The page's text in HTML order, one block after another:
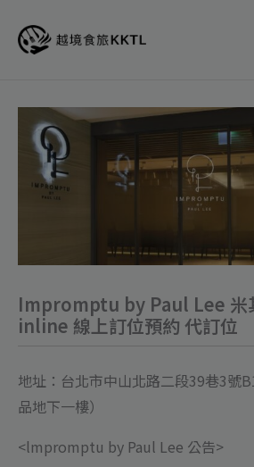
Impromptu by Paul Lee 米
inline 線上訂位預約 代訂位
地址：台北市中山北路二段39巷3號
品地下一樓）
<lmpromptu by Paul Lee 公告>
Impromptu
一
星
廳
inline
上